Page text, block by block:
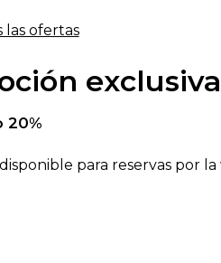
las ofertas
exclusiva
20%
para reservas por